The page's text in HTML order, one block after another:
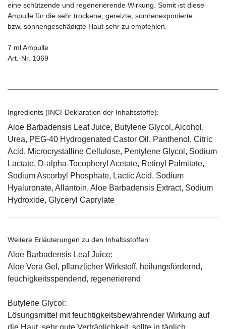
eine schützende und regenerierende Wirkung. Somit ist diese
Ampulle für die sehr trockene, gereizte, sonnenexponierte
bzw. sonnengeschädigte Haut sehr zu empfehlen.
7 ml Ampulle
Art.-Nr. 1069
Ingredients (INCI-Deklaration der Inhaltsstoffe):
Aloe Barbadensis Leaf Juice, Butylene Glycol, Alcohol,
Urea, PEG-40 Hydrogenated Castor Oil, Panthenol, Citric
Acid, Microcrystalline Cellulose, Pentylene Glycol, Sodium
Lactate, D-alpha-Tocopheryl Acetate, Retinyl Palmitate,
Sodium Ascorbyl Phosphate, Lactic Acid, Sodium
Hyaluronate, Allantoin, Aloe Barbadensis Extract, Sodium
Hydroxide, Glyceryl Caprylate
Weitere Erläuterungen zu den Inhaltsstoffen:
Aloe Barbadensis Leaf Juice:
Aloe Vera Gel, pflanzlicher Wirkstoff, ­heilungsfördernd,
feuchigkeitsspendend, ­regenerierend
Butylene Glycol:
Lösungsmittel mit feuchtigkeitsbewahrender Wirkung auf
die Haut, sehr gute Verträglichkeit, sollte in täglich